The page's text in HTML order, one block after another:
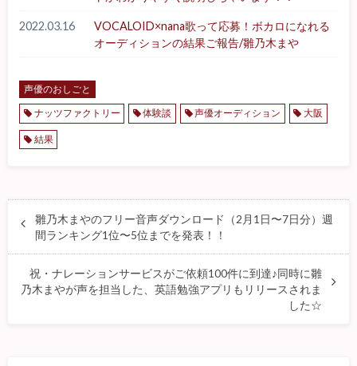
2022.03.16
VOCALOID×nana歌って応募！ボカロになれる
オーディションの結果ご報告/雛乃木まや
声優のおしごと
ナッツファクトリー
体験談 声優オーディション 大阪
結果
雛乃木まやのフリー音声ダウンロード（2月1日〜7日分）週
間ランキング1位〜5位までを発表！！
祝・ナレーションサービスがご依頼100件に到達♪同時に雛
乃木まやが声を担当した、英語勉強アプリもリリースされま
した☆